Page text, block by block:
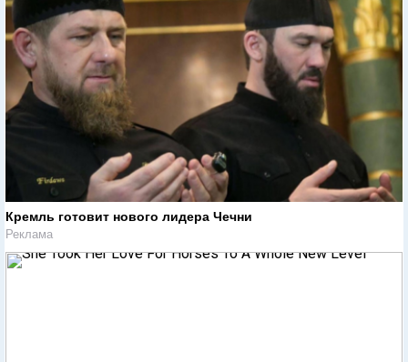
Кремль готовит нового лидера Чечни
Реклама